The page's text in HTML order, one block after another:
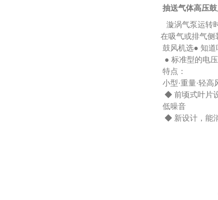
抽送气体高压
漩涡气泵运转
在吸气或排气侧
鼓风机选● 知
● 标准型的电
特点：
小型·重量·轻高
◆ 前顷式叶片
低噪音
◆ 新设计，能